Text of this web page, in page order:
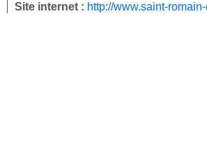
Site internet : http://www.saint-